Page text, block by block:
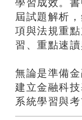
學習成效。
屆試題解析
項與法規重
習、重點速讀
無論是準備
建立金融科
系統學習與